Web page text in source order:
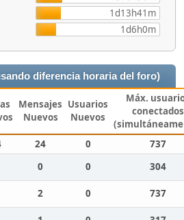
1d13h41m
1d6h0m
diferencia horaria del foro)
Mensajes
Nuevos
Usuarios
Nuevos
Máx.
conectados
24 0
737
0 0
304
2 0
737